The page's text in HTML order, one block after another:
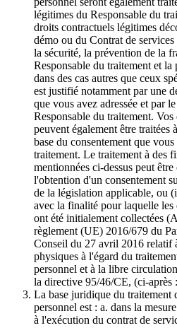
légitimes du Responsable du
droits contractuels légitimes
démo ou du Contrat de
la sécurité, la prévention de la
Responsable du traitement et
dans des cas autres que ceux
est justifié notamment par une
que vous avez adressée et par
Responsable du traitement. Vos
peuvent également être traitées
base du consentement que
traitement. Le traitement à des
mentionnées ci-dessus peut
l'obtention d'un consentement
de la législation applicable, ou
avec la finalité pour laquelle les
ont été initialement collectées
règlement (UE) 2016/679 du
Conseil du 27 avril 2016 relatif
physiques à l'égard du
personnel et à la libre
la directive 95/46/CE, (ci-après
La base juridique du traitement
personnel est : a. dans la
à l'exécution du contrat de